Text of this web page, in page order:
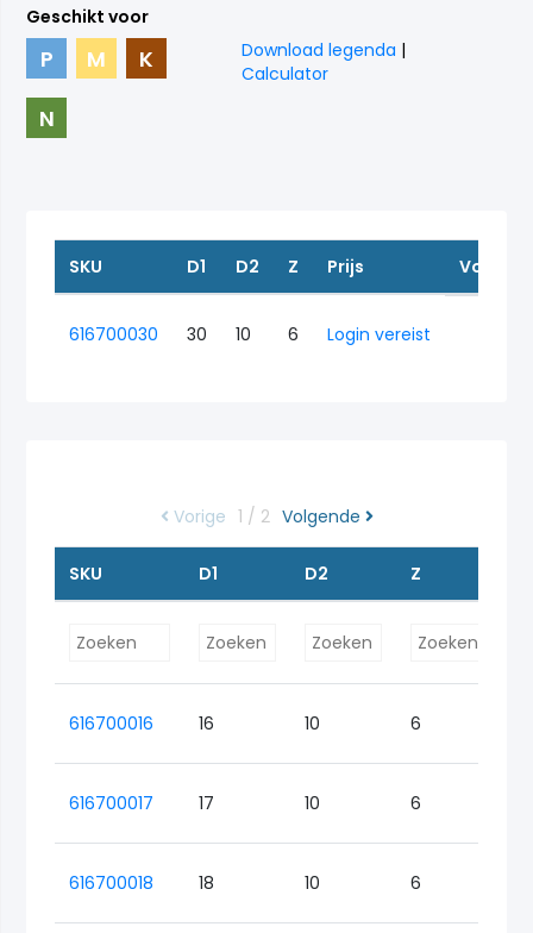
Geschikt voor
P M
K
N
Download legenda |
Calculator
SKU D1 D2 Z Prijs
616700030 30 10 6 Login vereist
Vorige 1 / 2 Volgende
SKU D1 D2 Z
616700016 16 10 6
616700017 17 10 6
616700018 18 10 6